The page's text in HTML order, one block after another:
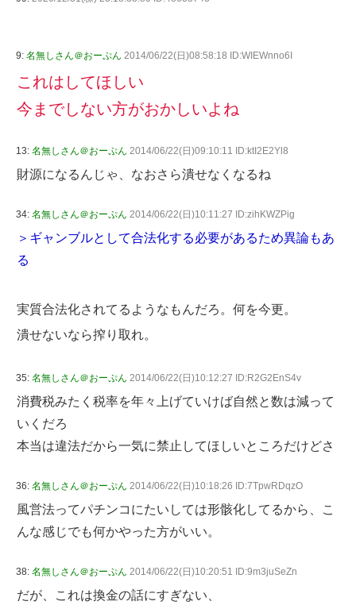
9: 名無しさん＠おーぷん 2014/06/22(日)08:58:18 ID:WIEWnno6I
これはしてほしい
今までしない方がおかしいよね
13: 名無しさん＠おーぷん 2014/06/22(日)09:10:11 ID:ktI2E2Yl8
財源になるんじゃ、なおさら潰せなくなるね
34: 名無しさん＠おーぷん 2014/06/22(日)10:11:27 ID:zihKWZPig
＞ギャンブルとして合法化する必要があるため異論もあ
る
実質合法化されてるようなもんだろ。何を今更。
潰せないなら搾り取れ。
35: 名無しさん＠おーぷん 2014/06/22(日)10:12:27 ID:R2G2EnS4v
消費税みたく税率を年々上げていけば自然と数は減って
いくだろ
本当は違法だから一気に禁止してほしいところだけどさ
36: 名無しさん＠おーぷん 2014/06/22(日)10:18:26 ID:7TpwRDqzO
風営法ってパチンコにたいしては形骸化してるから、こ
んな感じでも何かやった方がいい。
38: 名無しさん＠おーぷん 2014/06/22(日)10:20:51 ID:9m3juSeZn
だが、これは換金の話にすぎない、